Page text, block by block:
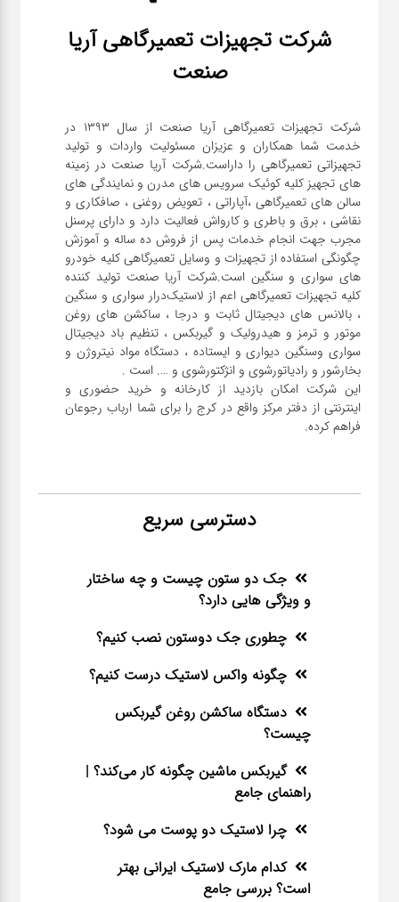
شرکت تجهیزات تعمیرگاهی آریا
صنعت
شرکت تجهیزات تعمیرگاهی آریا صنعت از سال ۱۳۹۳ در
خدمت شما همکاران و عزیزان مسئولیت واردات و تولید
تجهیزاتی تعمیرگاهی را داراست.شرکت آریا صنعت در زمینه
های تجهیز کلیه کوئیک سرویس های مدرن و نمایندگی های
سالن های تعمیرگاهی ،آپاراتی ، تعویض روغنی ، صافکاری و
نقاشی ، برق و باطری و کارواش فعالیت دارد و دارای پرسنل
مجرب جهت انجام خدمات پس از فروش ده ساله و آموزش
چگونگی استفاده از تجهیزات و وسایل تعمیرگاهی کلیه خودرو
های سواری و سنگین است.شرکت آریا صنعت تولید کننده
کلیه تجهیزات تعمیرگاهی اعم از لاستیک‌درار سواری و ‌سنگین
، بالانس های دیجیتال ثابت و درجا ، ساکشن های روغن
موتور و ترمز و هیدرولیک و گیربکس ، تنظیم باد دیجیتال
سواری و‌سنگین دیواری و ایستاده ، دستگاه مواد نیتروژن و
این شرکت امکان بازدید از کارخانه و خرید حضوری و
اینترنتی از دفتر مرکز واقع در کرج را برای شما ارباب رجوعان
فراهم کرده.
دسترسی سریع
جک دو ستون چیست و چه ساختار
و ویژگی هایی دارد؟
چطوری جک دوستون نصب کنیم؟
چگونه واکس لاستیک درست کنیم؟
دستگاه ساکشن روغن گیربکس
چیست؟
گیربکس ماشین چگونه کار می‌کند؟ |
راهنمای جامع
چرا لاستیک دو پوست می شود؟
کدام مارک لاستیک ایرانی بهتر
است؟ بررسی جامع